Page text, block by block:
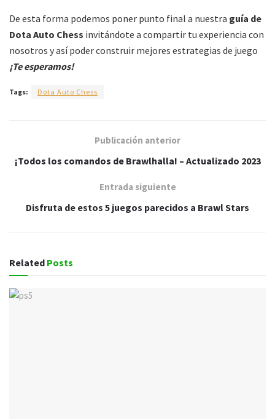
De esta forma podemos poner punto final a nuestra guía de
Dota Auto Chess invitándote a compartir tu experiencia con
nosotros y así poder construir mejores estrategias de juego
¡Te esperamos!
Tags: Dota Auto Chess
Publicación anterior
¡Todos los comandos de Brawlhalla! – Actualizado 2023
Entrada siguiente
Disfruta de estos 5 juegos parecidos a Brawl Stars
Related Posts